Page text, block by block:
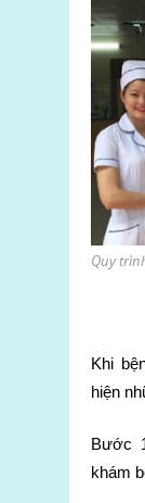
Quy
Khi
hiện
Bước
khám